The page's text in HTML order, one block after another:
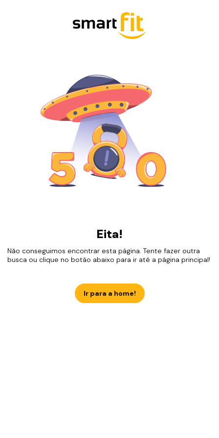
Eita!
Não conseguimos encontrar esta página. Tente fazer outra
busca ou clique no botão abaixo para ir até a página principal!
Ir para a home!